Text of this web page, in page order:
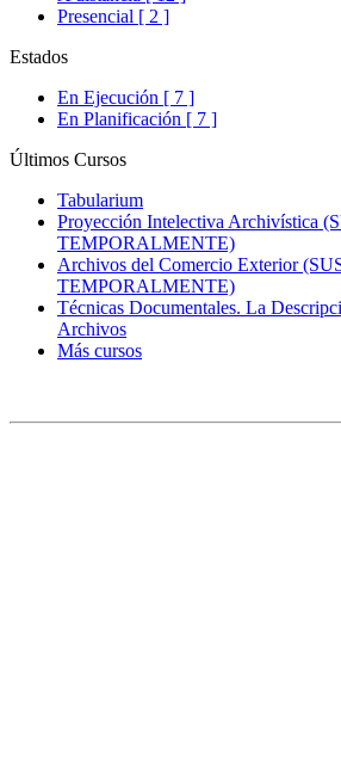
Presencial [ 2 ]
Estados
En Ejecución [ 7 ]
En Planificación [ 7 ]
Últimos Cursos
Tabularium
Proyección Intelectiva Archivística
TEMPORALMENTE)
Archivos del Comercio Exterior
TEMPORALMENTE)
Técnicas Documentales. La
Archivos
Más cursos